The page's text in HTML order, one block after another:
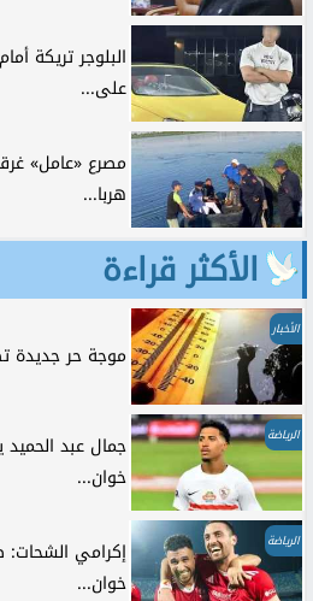
البلوجر تريكة
على...
مصرع «عامل»
هربا...
الأكثر قراءة
الأخبار
موجة حر جديدة تضرب 8 دول
الرياضة
جمال عبد
خوان...
الرياضة
إكرامي
خوان...